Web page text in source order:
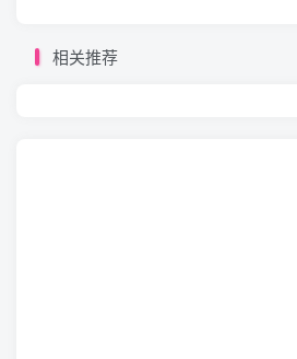
该系统通常具备以下核心功
出泡沫
相关推荐